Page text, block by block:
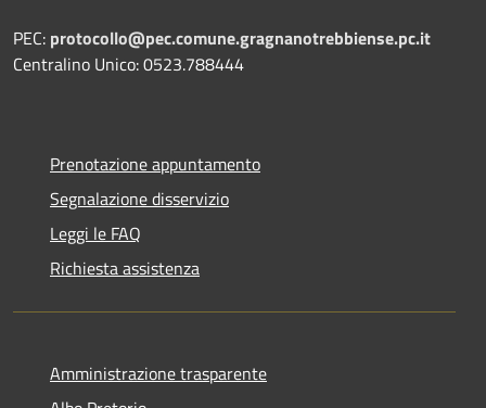
PEC: protocollo@pec.comune.gragnanotrebbiense.pc.it
Centralino Unico: 0523.788444
Prenotazione appuntamento
Segnalazione disservizio
Leggi le FAQ
Richiesta assistenza
Amministrazione trasparente